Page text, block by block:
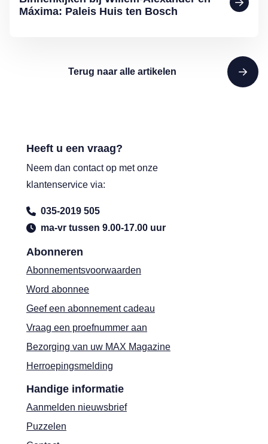
Máxima: Paleis Huis ten Bosch
Terug naar alle artikelen
Abonneren
Abonnementsvoorwaarden
Word abonnee
Geef een abonnement cadeau
Vraag een proefnummer aan
Bezorging van uw MAX Magazine
Herroepingsmelding
Handige informatie
Aanmelden nieuwsbrief
Puzzelen
Heeft u een vraag?
Neem dan contact op met onze
klantenservice via:
035-2019 505
ma-vr tussen 9.00-17.00 uur